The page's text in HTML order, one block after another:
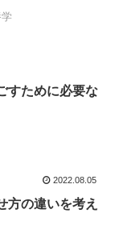
すために必要な
2022.08.05
方の違いを考え